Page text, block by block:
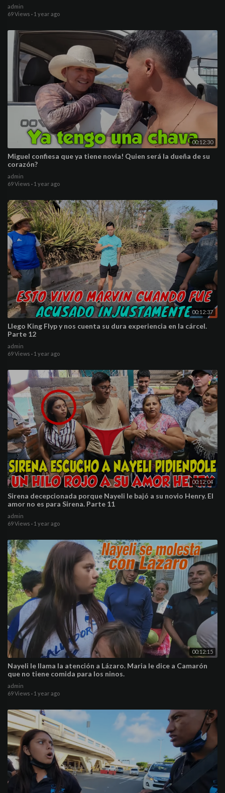
admin
69 Views · 1 year ago
00:12:30
Miguel confiesa que ya tiene novia! Quien será la dueña de su
corazón?
admin
69 Views · 1 year ago
00:12:37
Llego King Flyp y nos cuenta su dura experiencia en la cárcel.
Parte 12
admin
69 Views · 1 year ago
00:12:04
Sirena decepcionada porque Nayeli le bajó a su novio Henry. El
amor no es para Sirena. Parte 11
admin
69 Views · 1 year ago
00:12:15
Nayeli le llama la atención a Lázaro. Maria le dice a Camarón
que no tiene comida para los ninos.
admin
69 Views · 1 year ago